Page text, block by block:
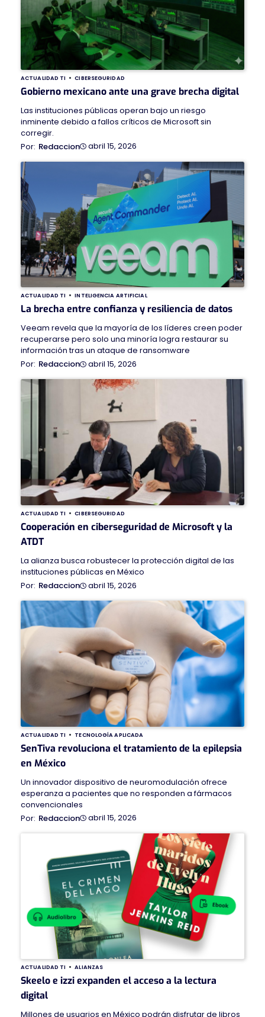
ACTUALIDAD TI CIBERSEGURIDAD
Gobierno mexicano ante una grave brecha digital
Las instituciones públicas operan bajo un riesgo
inminente debido a fallos críticos de Microsoft sin
corregir.
Redaccion
abril 15, 2026
ACTUALIDAD TI INTELIGENCIA ARTIFICIAL
La brecha entre confianza y resiliencia de datos
Veeam revela que la mayoría de los líderes creen poder
recuperarse pero solo una minoría logra restaurar su
información tras un ataque de ransomware
Redaccion
abril 15, 2026
ACTUALIDAD TI CIBERSEGURIDAD
Cooperación en ciberseguridad de Microsoft y la
ATDT
La alianza busca robustecer la protección digital de las
instituciones públicas en México
Redaccion
abril 15, 2026
ACTUALIDAD TI TECNOLOGÍA APLICADA
SenTiva revoluciona el tratamiento de la epilepsia
en México
Un innovador dispositivo de neuromodulación ofrece
esperanza a pacientes que no responden a fármacos
convencionales
Redaccion
abril 15, 2026
ACTUALIDAD TI ALIANZAS
Skeelo e izzi expanden el acceso a la lectura
digital
Millones de usuarios en México podrán disfrutar de libros